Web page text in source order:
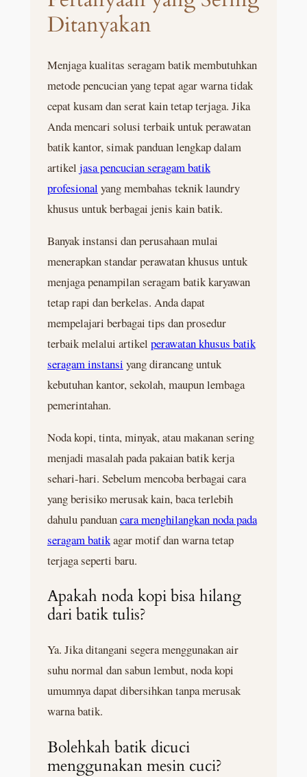
Ditanyakan
Menjaga kualitas seragam batik membutuhkan
metode pencucian yang tepat agar warna tidak
cepat kusam dan serat kain tetap terjaga. Jika
Anda mencari solusi terbaik untuk perawatan
batik kantor, simak panduan lengkap dalam
artikel jasa pencucian seragam batik
profesional yang membahas teknik laundry
khusus untuk berbagai jenis kain batik.
Banyak instansi dan perusahaan mulai
menerapkan standar perawatan khusus untuk
menjaga penampilan seragam batik karyawan
tetap rapi dan berkelas. Anda dapat
mempelajari berbagai tips dan prosedur
terbaik melalui artikel perawatan khusus batik
seragam instansi yang dirancang untuk
kebutuhan kantor, sekolah, maupun lembaga
pemerintahan.
Noda kopi, tinta, minyak, atau makanan sering
menjadi masalah pada pakaian batik kerja
sehari-hari. Sebelum mencoba berbagai cara
yang berisiko merusak kain, baca terlebih
dahulu panduancara menghilangkan noda pada
seragam batikagar motif dan warna tetap
terjaga seperti baru.
Apakah noda kopi bisa hilang
dari batik tulis?
Ya. Jika ditangani segera menggunakan air
suhu normal dan sabun lembut, noda kopi
umumnya dapat dibersihkan tanpa merusak
warna batik.
Bolehkah batik dicuci
menggunakan mesin cuci?